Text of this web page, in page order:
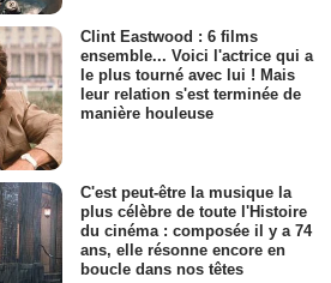
Clint Eastwood : 6 films
ensemble... Voici l'actrice qui a
le plus tourné avec lui ! Mais
leur relation s'est terminée de
manière houleuse
C'est peut-être la musique la
plus célèbre de toute l'Histoire
du cinéma : composée il y a 74
ans, elle résonne encore en
boucle dans nos têtes